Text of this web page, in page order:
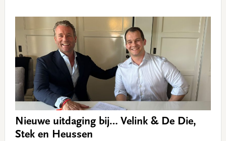
Nieuwe uitdaging bij… Velink & De Die,
Stek en Heussen